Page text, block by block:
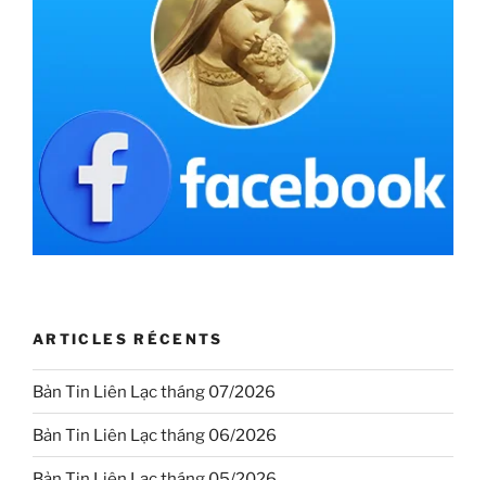
ARTICLES RÉCENTS
Bản Tin Liên Lạc tháng 07/2026
Bản Tin Liên Lạc tháng 06/2026